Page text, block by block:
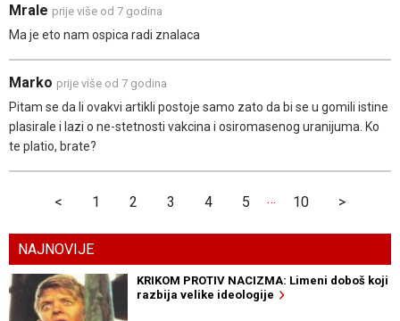
Mrale prije više od 7 godina
Ma je eto nam ospica radi znalaca
Marko prije više od 7 godina
Pitam se da li ovakvi artikli postoje samo zato da bi se u gomili istine
plasirale i lazi o ne-stetnosti vakcina i osiromasenog uranijuma. Ko
te platio, brate?
< 1 2 3 4 5 … 10 >
NAJNOVIJE
KRIKOM PROTIV NACIZMA: Limeni doboš koji
razbija velike ideologije